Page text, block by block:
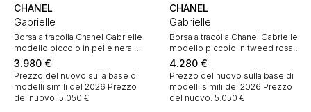
CHANEL
Gabrielle
Borsa a tracolla Chanel Gabrielle
modello piccolo in pelle nera e
pelliccia sintetica nera
3.980 €
Prezzo del nuovo sulla base di
modelli simili del 2026 Prezzo
del nuovo: 5.050 €
CHANEL
Gabrielle
Borsa a tracolla Chanel Gabrielle
modello piccolo in tweed rosa
e nero e pelle rosa
4.280 €
Prezzo del nuovo sulla base di
modelli simili del 2026 Prezzo
del nuovo: 5.050 €